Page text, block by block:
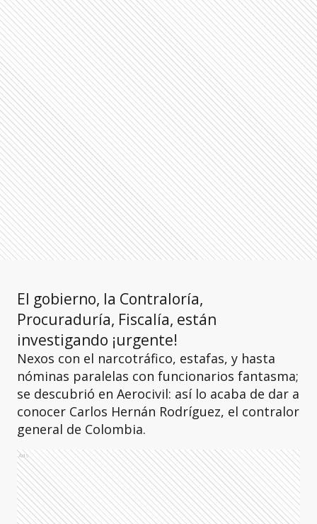
El gobierno, la Contraloría,
Procuraduría, Fiscalía, están
investigando ¡urgente!
Nexos con el narcotráfico, estafas, y hasta
nóminas paralelas con funcionarios fantasma;
se descubrió en Aerocivil: así lo acaba de dar a
conocer Carlos Hernán Rodríguez, el contralor
general de Colombia.
Ads